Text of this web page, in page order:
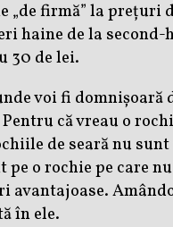
„de firmă” la prețuri
haine de la
30 de lei.
voi fi domnișoară
că vreau o
de seară nu
o rochie pe care
avantajoase.
în ele.